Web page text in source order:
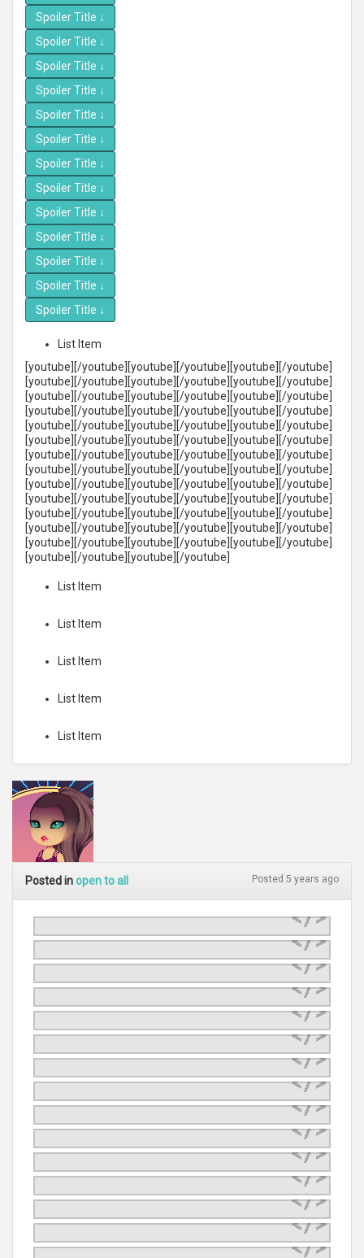
Spoiler Title ↓
Spoiler Title ↓
Spoiler Title ↓
Spoiler Title ↓
Spoiler Title ↓
Spoiler Title ↓
Spoiler Title ↓
Spoiler Title ↓
Spoiler Title ↓
Spoiler Title ↓
Spoiler Title ↓
Spoiler Title ↓
Spoiler Title ↓
List Item
[youtube][/youtube][youtube][/youtube][youtube][/youtube]
[youtube][/youtube][youtube][/youtube][youtube][/youtube]
[youtube][/youtube][youtube][/youtube][youtube][/youtube]
[youtube][/youtube][youtube][/youtube][youtube][/youtube]
[youtube][/youtube][youtube][/youtube][youtube][/youtube]
[youtube][/youtube][youtube][/youtube][youtube][/youtube]
[youtube][/youtube][youtube][/youtube][youtube][/youtube]
[youtube][/youtube][youtube][/youtube][youtube][/youtube]
[youtube][/youtube][youtube][/youtube][youtube][/youtube]
[youtube][/youtube][youtube][/youtube][youtube][/youtube]
[youtube][/youtube][youtube][/youtube][youtube][/youtube]
[youtube][/youtube][youtube][/youtube][youtube][/youtube]
[youtube][/youtube][youtube][/youtube][youtube][/youtube]
[youtube][/youtube][youtube][/youtube]
List Item
List Item
List Item
List Item
List Item
Posted inopen to all Posted 5 years ago